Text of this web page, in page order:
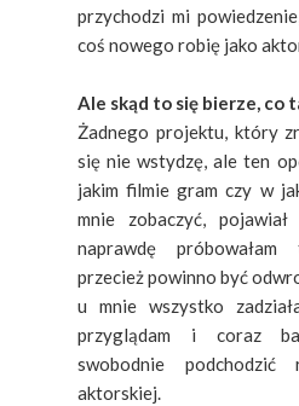
przychodzi mi
coś nowego robię jako
Ale skąd to się bierze, co
Żadnego projektu, który
się nie wstydzę, ale ten
jakim filmie gram czy w
mnie zobaczyć,
naprawdę
przecież powinno być
u mnie wszystko
przyglądam i coraz
swobodnie
aktorskiej.